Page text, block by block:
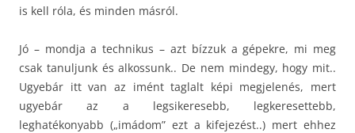
is kell róla, és minden másról.
Jó – mondja a technikus – azt bízzuk a gépekre, mi meg
csak tanuljunk és alkossunk.. De nem mindegy, hogy mit..
Ugyebár itt van az imént taglalt képi megjelenés, mert
ugyebár az a legsikeresebb, legkeresettebb,
leghatékonyabb („imádom” ezt a kifejezést..) mert ehhez